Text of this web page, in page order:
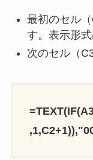
最初のセル
す。表示形式
次のセル（